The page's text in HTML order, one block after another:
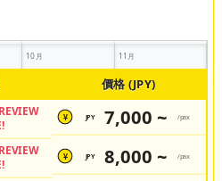
10月 11月
價格 (JPY)
¥ JPY 7,000 ~ /pax
¥ JPY 8,000 ~ /pax